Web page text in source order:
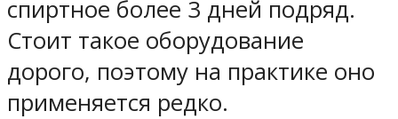
спиртное более 3 дней подряд.
Стоит такое оборудование
дорого, поэтому на практике оно
применяется редко.